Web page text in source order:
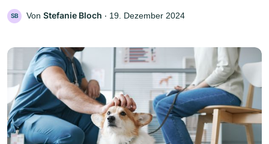
SB Von Stefanie Bloch ‧ 19. Dezember 2024